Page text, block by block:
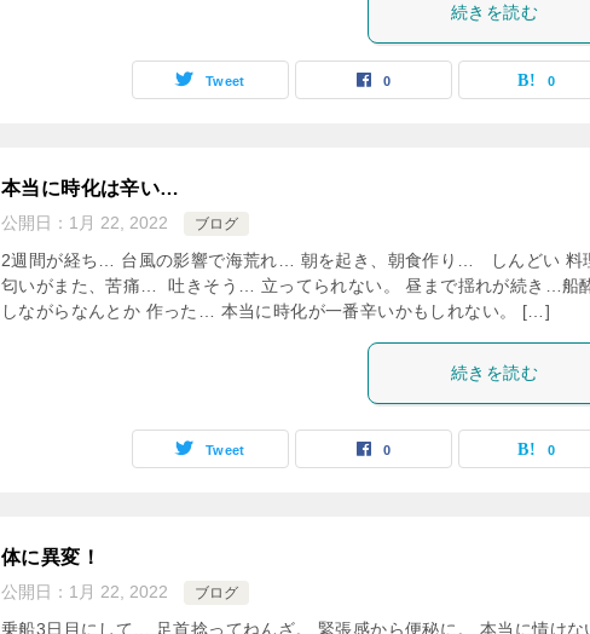
続きを読む
Tweet 0 0
本当に時化は辛い…
公開日： 1月 22, 2022 ブログ
2週間が経ち… 台風の影響で海荒れ… 朝を起き、朝食作り… しんどい 料
匂いがまた、苦痛… 吐きそう… 立ってられない。 昼まで揺れが続き…船
しながらなんとか 作った… 本当に時化が一番辛いかもしれない。 […]
続きを読む
Tweet 0 0
体に異変！
公開日： 1月 22, 2022 ブログ
乗船3日目にして… 足首捻ってねんざ。 緊張感から便秘に。 本当に情けな